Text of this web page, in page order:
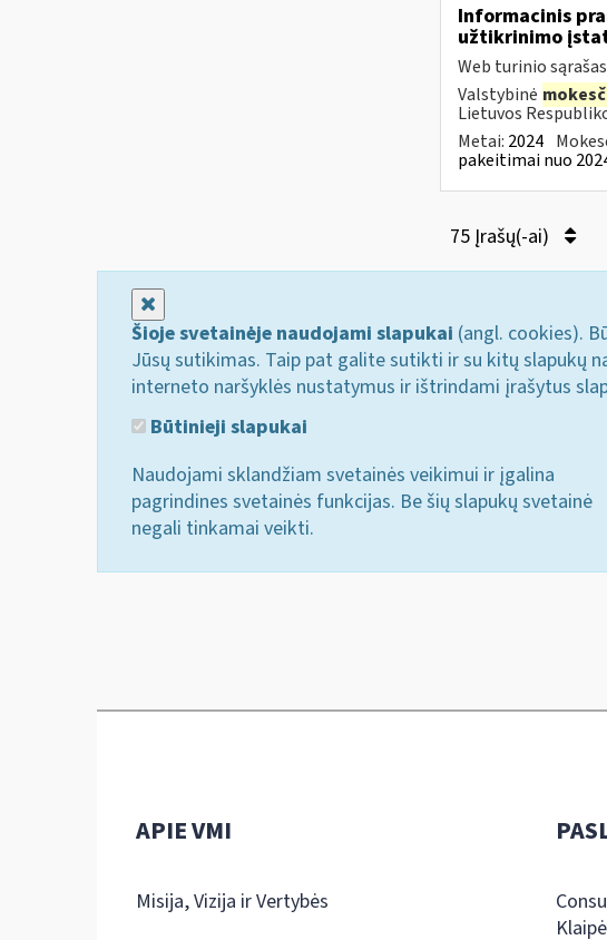
Informacinis
užtikrinimo
Web turinio sąrašas
Valstybinė
Lietuvos
Metai: 2024
pakeitimai nuo
75 Įrašų(-ai)
Šioje svetainėje naudojami slapukai (angl. cookies).
Jūsų sutikimas. Taip pat galite sutikti ir su kitų slapukų
interneto naršyklės nustatymus ir ištrindami įrašytus
Būtinieji slapukai
Naudojami sklandžiam svetainės veikimui ir įgalina
pagrindines svetainės funkcijas. Be šių slapukų svetainė
negali tinkamai veikti.
APIE VMI
Misija, Vizija ir Vertybės